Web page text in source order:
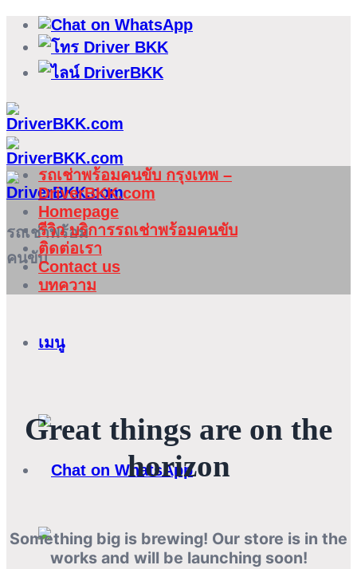
ข้าม
เนื้อหา
รถเช่าพร้อม
คนขับ
เมนู
รถเช่าพร้อมคนขับ กรุงเทพ –
DriverBKK.com
Homepage
รีวิว บริการรถเช่าพร้อมคนขับ
ติดต่อเรา
Contact us
บทความ
Great things are on the
horizon
Something big is brewing! Our store is in the
works and will be launching soon!